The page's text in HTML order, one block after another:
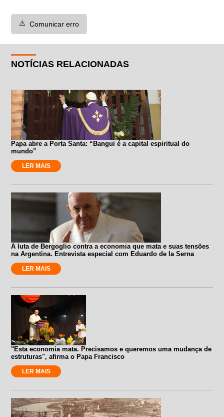
⚠️ Comunicar erro
NOTÍCIAS RELACIONADAS
Papa abre a Porta Santa: “Bangui é a capital espiritual do
mundo”
LER MAIS
A luta de Bergoglio contra a economia que mata e suas tensões
na Argentina. Entrevista especial com Eduardo de la Serna
LER MAIS
"Esta economia mata. Precisamos e queremos uma mudança de
estruturas", afirma o Papa Francisco
LER MAIS